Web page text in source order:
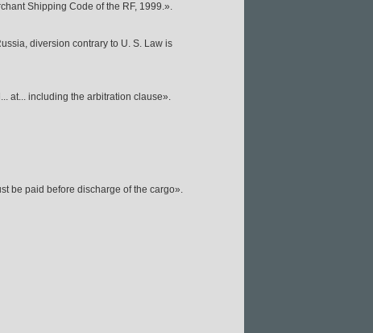
Shipping Code of the RF, 1999.».
diversion contrary to U. S. Law is
at... including the arbitration clause».
be paid before discharge of the cargo».